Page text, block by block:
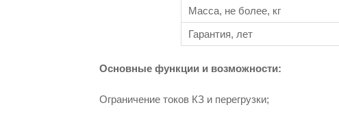
Масса, не более, кг
Гарантия, лет
Основные функции и возможности:
Ограничение токов КЗ и перегрузки;